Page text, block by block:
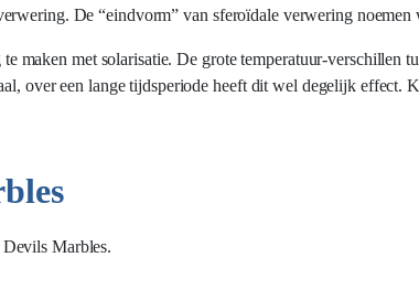
De “eindvorm” van sferoïdale verwering noemen
maken met solarisatie. De grote temperatuur-verschillen
over een lange tijdsperiode heeft dit wel degelijk effect.
Marbles.